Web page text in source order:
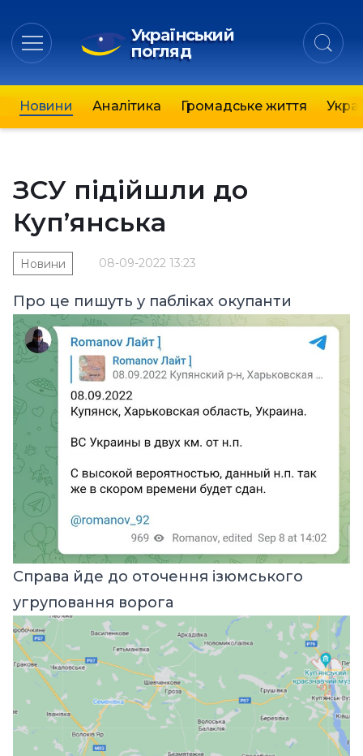
Український
погляд
Новини Аналітика Громадське життя
ЗСУ підійшли до
Куп’янська
08-09-2022 13:23
Новини
Про це пишуть у пабліках окупанти
Справа йде до оточення ізюмського
угруповання ворога